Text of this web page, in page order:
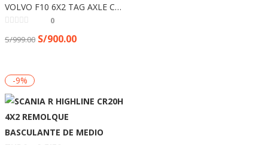
JOHN DEERE
KENWORTH
X
VOLVO F10 6X2 TAG AXLE CLASSIC REEFER TRAILER – 2 AXLE
0
S/999.00 S/900.00
-9%